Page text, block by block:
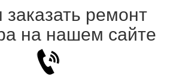
ремонт
на нашем сайте